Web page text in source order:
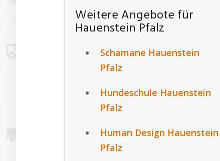
Weitere Angebote für
Hauenstein Pfalz
Schamane Hauenstein
Pfalz
Hundeschule Hauenstein
Pfalz
Human Design Hauenstein
Pfalz